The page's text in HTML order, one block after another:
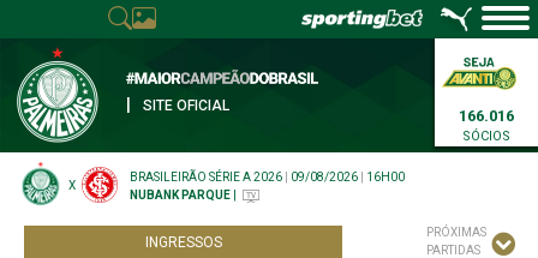
SITE OFICIAL
166.016
SÓCIOS
X
BRASILEIRÃO SÉRIE A 2026 09/08/2026
16H00
NUBANK PARQUE
INGRESSOS
PRÓXIMAS
PARTIDAS